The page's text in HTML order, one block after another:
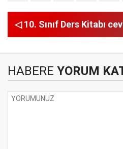
◁ 10. Sınıf Ders Kitabı
HABERE YORUM